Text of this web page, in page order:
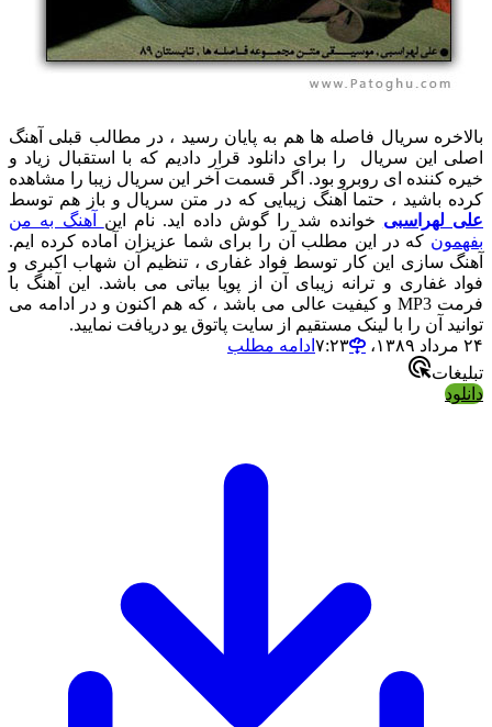
بالاخره سریال فاصله ها هم به پایان رسید ، در مطالب قبلی آهنگ
اصلی این سریال را برای دانلود قرار دادیم که با استقبال زیاد و
خیره کننده ای روبرو بود. اگر قسمت آخر این سریال زیبا را مشاهده
کرده باشید ، حتما آهنگ زیبایی که در متن سریال و باز هم توسط
علی لهراسبی خوانده شد را گوش داده اید. نام این آهنگ به من
بفهمون که در این مطلب آن را برای شما عزیزان آماده کرده ایم.
آهنگ سازی این کار توسط فواد غفاری ، تنظیم آن شهاب اکبری و
فواد غفاری و ترانه زیبای آن از پویا بیاتی می باشد. این آهنگ با
فرمت MP3 و کیفیت عالی می باشد ، که هم اکنون و در ادامه می
توانید آن را با لینک مستقیم از سایت پاتوق یو دریافت نمایید.
۲۴ مرداد ۱۳۸۹،‏ ۷:۲۳
ادامه مطلب
تبلیغات
دانلود